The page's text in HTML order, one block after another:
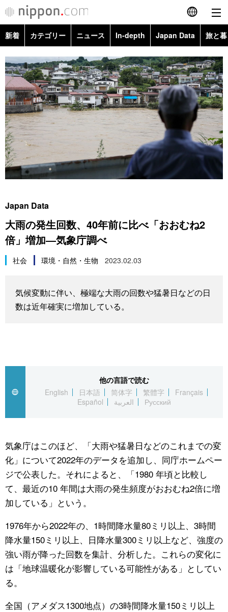
English
简体字
繁體字
Français
Español
العربية
カテゴリー
政治・外交
経済・ビジネス
社会
文化
暮らし
ニュース
トップ
In-depth
旅と暮らし
動画/Live
Cinema
People
東京
お知らせ
公式SNS
新着 カテゴリー ニュース In-depth Japan Data 旅と
政治・外交
経済・ビジネス
国際・海外
社会
文化
スポーツ・東京2020
Topics
Images
People
東京
Japan Data
大雨の発生回数、40年前に比べ「おおむね2
倍」増加―気象庁調べ
社会 環境・自然・生物 2023.02.03
気候変動に伴い、極端な大雨の回数や猛暑日などの日
数は近年確実に増加している。
他の言語で読む
English
日本語 简体字 繁體字
Français
Español
العربية Русский
気象庁はこのほど、「大雨や猛暑日などのこれまでの変
化」について2022年のデータを追加し、同庁ホームペー
ジで公表した。それによると、「1980 年頃と比較し
て、最近の10 年間は大雨の発生頻度がおおむね2倍に増
加している」という。
1976年から2022年の、1時間降水量80ミリ以上、3時間
降水量150ミリ以上、日降水量300ミリ以上など、強度の
強い雨が降った回数を集計、分析した。これらの変化に
は「地球温暖化が影響している可能性がある」としてい
る。
全国（アメダス1300地点）の3時間降水量150ミリ以上